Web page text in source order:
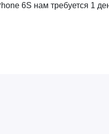
6S нам требуется 1